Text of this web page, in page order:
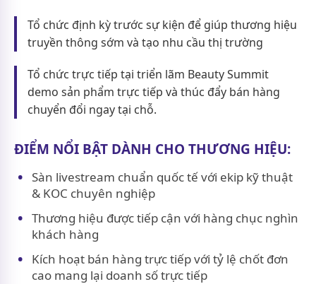
Tổ chức định kỳ trước sự kiện để giúp thương hiệu
truyền thông sớm và tạo nhu cầu thị trường
Tổ chức trực tiếp tại triển lãm Beauty Summit
demo sản phẩm trực tiếp và thúc đẩy bán hàng
chuyển đổi ngay tại chỗ.
ĐIỂM NỔI BẬT DÀNH CHO THƯƠNG HIỆU:
Sàn livestream chuẩn quốc tế với ekip kỹ thuật
& KOC chuyên nghiệp
Thương hiệu được tiếp cận với hàng chục nghìn
khách hàng
Kích hoạt bán hàng trực tiếp với tỷ lệ chốt đơn
cao mang lại doanh số trực tiếp